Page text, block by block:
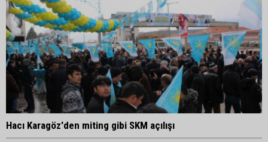
Hacı Karagöz'den miting gibi SKM açılışı